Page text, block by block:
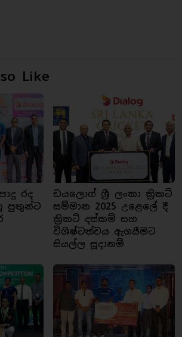
Like
රද
පුතුන්ට
ඩයලොග් ශ්‍රී ලංකා ක්‍රිකට්
සම්මාන 2025 උළෙලේ දී
ක්‍රිකට් දස්කම් සහ
විශිෂ්ටත්වය ඇගයීමට
සියල්ල සූදානම්